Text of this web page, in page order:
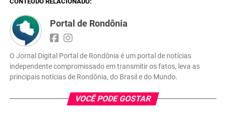
Portal de Rondônia
O Jornal Digital Portal de Rondônia é um portal de notícias
independente compromissado em transmitir os fatos, leva as
principais notícias de Rondônia, do Brasil e do Mundo.
VOCÊ PODE GOSTAR